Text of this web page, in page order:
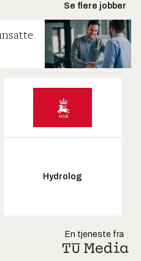
Se flere jobber
Hydrolog
En tjeneste fra